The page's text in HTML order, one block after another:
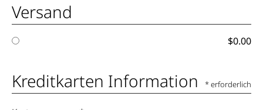
Versand
$0.00
Kreditkarten Information * erforderlich